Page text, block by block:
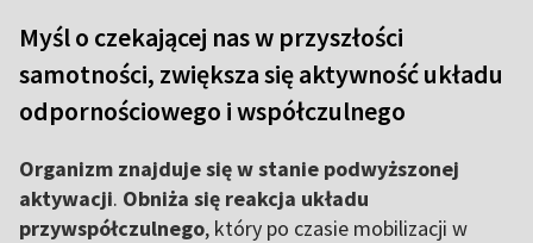
Myśl o czekającej nas w przyszłości
samotności, zwiększa się aktywność układu
odpornościowego i współczulnego
Organizm znajduje się w stanie podwyższonej
aktywacji. Obniża się reakcja układu
przywspółczulnego, który po czasie mobilizacji w